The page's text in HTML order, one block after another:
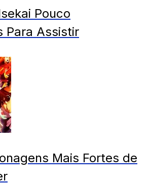
Pouco
Para Assistir
Mais Fortes de